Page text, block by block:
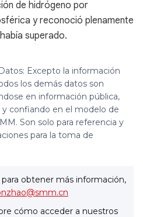
de hidrógeno por
y reconoció plenamente
superado.
Excepto la información
los demás datos son
en información pública,
confiando en el modelo de
Son solo para referencia y
para la toma de
obtener más información,
cómo acceder a nuestros